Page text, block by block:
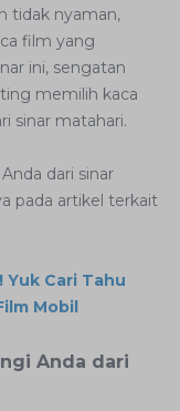
tidak nyaman,
film yang
ini, sengatan
memilih kaca
sinar matahari.
dari sinar
pada artikel terkait
Yuk Cari Tahu
Mobil
Anda dari